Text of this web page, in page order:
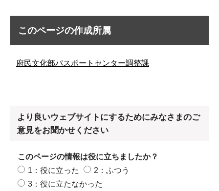
このページの作成所属
府民文化部パスポートセンター調整課
より良いウェブサイトにするためにみなさまのご
意見をお聞かせください
このページの情報は役に立ちましたか？
1：役に立った
2：ふつう
3：役に立たなかった